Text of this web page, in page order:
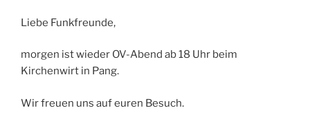
Liebe Funkfreunde,
morgen ist wieder OV-Abend ab 18 Uhr beim
Kirchenwirt in Pang.
Wir freuen uns auf euren Besuch.